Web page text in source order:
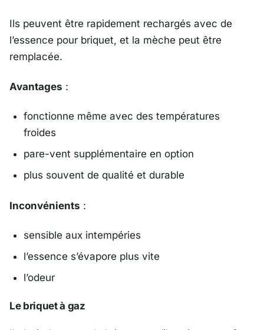
Ils peuvent être rapidement rechargés avec de
l’essence pour briquet, et la mèche peut être
remplacée.
Avantages :
fonctionne même avec des températures
froides
pare-vent supplémentaire en option
plus souvent de qualité et durable
Inconvénients :
sensible aux intempéries
l’essence s’évapore plus vite
l’odeur
Le briquet à gaz